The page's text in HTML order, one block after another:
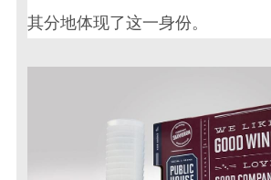
其分地体现了这一身份。